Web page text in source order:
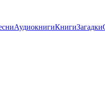
АудиокнигиКнигиЗагадки